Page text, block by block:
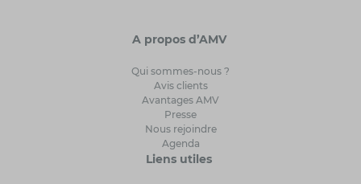
A propos d’AMV
Qui sommes-nous ?
Avis clients
Avantages AMV
Presse
Nous rejoindre
Agenda
Liens utiles